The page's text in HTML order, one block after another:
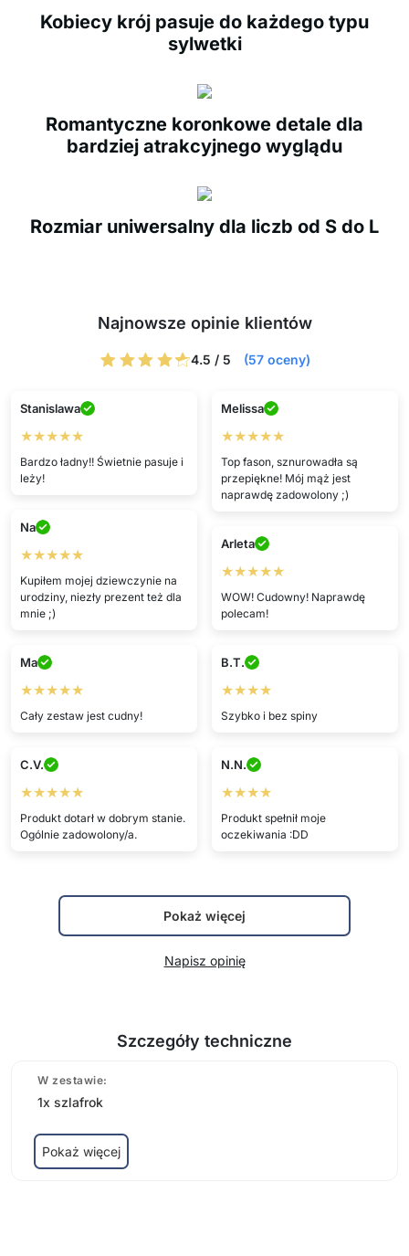
Kobiecy krój pasuje do każdego typu
sylwetki
Romantyczne koronkowe detale dla
bardziej atrakcyjnego wyglądu
Rozmiar uniwersalny dla liczb od S do L
Najnowsze opinie klientów
4.5 / 5 (57 oceny)
Stanislawa
★★★★★
Bardzo ładny!! Świetnie pasuje i
leży!
Melissa
★★★★★
Top fason, sznurowadła są
przepiękne! Mój mąż jest
naprawdę zadowolony ;)
Na
★★★★★
Kupiłem mojej dziewczynie na
urodziny, niezły prezent też dla
mnie ;)
Arleta
★★★★★
WOW! Cudowny! Naprawdę
polecam!
Ma
★★★★★
Cały zestaw jest cudny!
B.T.
★★★★
Szybko i bez spiny
C.V.
★★★★★
Produkt dotarł w dobrym stanie.
Ogólnie zadowolony/a.
N.N.
★★★★
Produkt spełnił moje
oczekiwania :DD
Pokaż więcej
Napisz opinię
Szczegóły techniczne
W zestawie:
1x szlafrok
Pokaż więcej